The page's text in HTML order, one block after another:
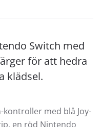
Switch med
för att hedra
klädsel.
kontroller med blå Joy-
en röd Nintendo